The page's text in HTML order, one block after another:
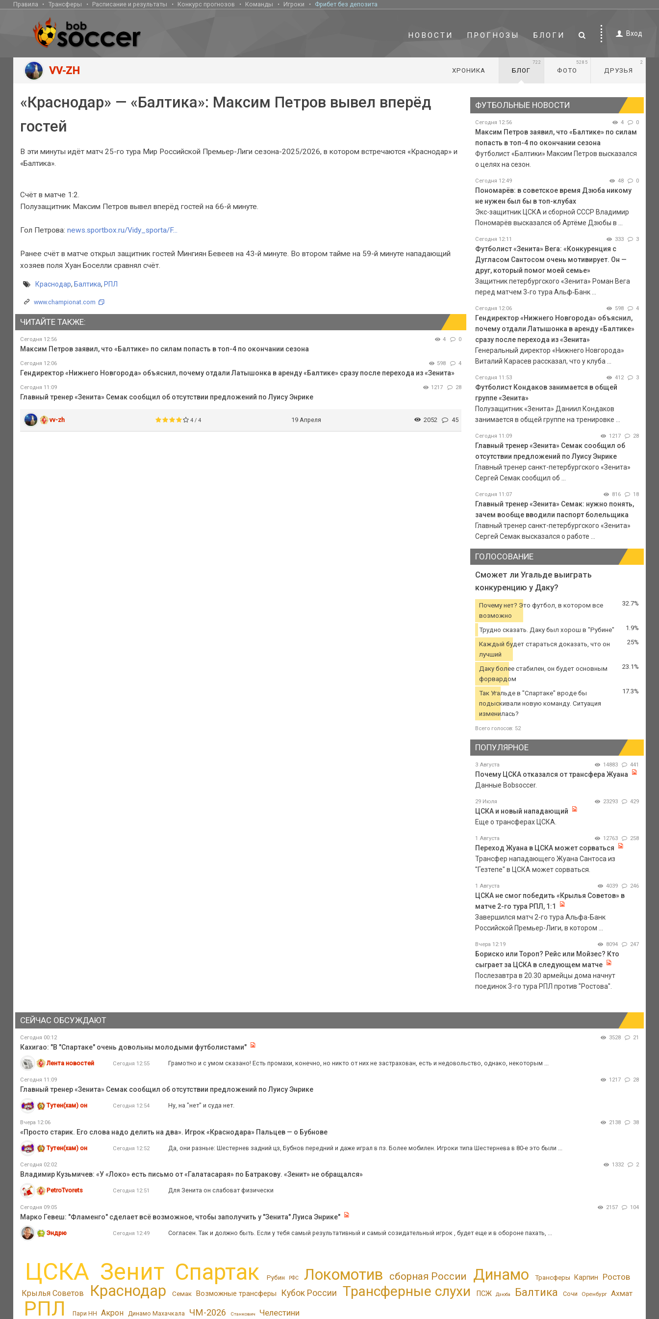
Правила Трансферы Расписание и результаты Конкурс прогнозов Команды Игроки Фрибет без депозита
НОВОСТИ ПРОГНОЗЫ БЛОГИ Вход
VV-ZH ХРОНИКА БЛОГ
722
ФОТО
5285
ДРУЗЬЯ
2
«Краснодар» — «Балтика»: Максим Петров вывел вперёд
гостей
В эти минуты идёт матч 25-го тура Мир Российской Премьер-Лиги сезона-2025/2026, в котором встречаются «Краснодар» и
«Балтика».
Счёт в матче 1:2.
Полузащитник Максим Петров вывел вперёд гостей на 66-й минуте.
Гол Петрова: news.sportbox.ru/Vidy_sporta/F...
Ранее счёт в матче открыл защитник гостей Мингиян Бевеев на 43-й минуте. Во втором тайме на 59-й минуте нападающий
хозяев поля Хуан Боселли сравнял счёт.
Краснодар, Балтика, РПЛ
www.championat.com
ЧИТАЙТЕ ТАКЖЕ:
Сегодня 12:56 4 0
Максим Петров заявил, что «Балтике» по силам попасть в топ-4 по окончании сезона
Сегодня 12:06 598 4
Гендиректор «Нижнего Новгорода» объяснил, почему отдали Латышонка в аренду «Балтике» сразу после перехода из «Зенита»
Сегодня 11:09 1217 28
Главный тренер «Зенита» Семак сообщил об отсутствии предложений по Луису Энрике
vv-zh 4 / 4 19 Апреля 2052 45
ФУТБОЛЬНЫЕ НОВОСТИ
Сегодня 12:56 4 0
Максим Петров заявил, что «Балтике» по силам
попасть в топ-4 по окончании сезона
Футболист «Балтики» Максим Петров высказался
о целях на сезон.
Сегодня 12:49 48 0
Пономарёв: в советское время Дзюба никому
не нужен был бы в топ-клубах
Экс-защитник ЦСКА и сборной СССР Владимир
Пономарёв высказался об Артёме Дзюбы в ...
Сегодня 12:11 333 3
Футболист «Зенита» Вега: «Конкуренция с
Дугласом Сантосом очень мотивирует. Он —
друг, который помог моей семье»
Защитник петербургского «Зенита» Роман Вега
перед матчем 3‑го тура Альф‑Банк ...
Сегодня 12:06 598 4
Гендиректор «Нижнего Новгорода» объяснил,
почему отдали Латышонка в аренду «Балтике»
сразу после перехода из «Зенита»
Генеральный директор «Нижнего Новгорода»
Виталий Карасев рассказал, что у клуба ...
Сегодня 11:53 412 3
Футболист Кондаков занимается в общей
группе «Зенита»
Полузащитник «Зенита» Даниил Кондаков
занимается в общей группе на тренировке ...
Сегодня 11:09 1217 28
Главный тренер «Зенита» Семак сообщил об
отсутствии предложений по Луису Энрике
Главный тренер санкт-петербургского «Зенита»
Сергей Семак сообщил об ...
Сегодня 11:07 816 18
Главный тренер «Зенита» Семак: нужно понять,
зачем вообще вводили паспорт болельщика
Главный тренер санкт-петербургского «Зенита»
Сергей Семак высказался о работе ...
ГОЛОСОВАНИЕ
Сможет ли Угальде выиграть
конкуренцию у Даку?
Почему нет? Это футбол, в котором все
возможно
32.7%
Трудно сказать. Даку был хорош в "Рубине" 1.9%
Каждый будет стараться доказать, что он
лучший
25%
Даку более стабилен, он будет основным
форвардом
23.1%
Так Угальде в "Спартаке" вроде бы
подыскивали новую команду. Ситуация
изменилась?
17.3%
Всего голосов: 52
ПОПУЛЯРНОЕ
3 Августа 14883 441
Почему ЦСКА отказался от трансфера Жуана
Данные Bobsoccer.
29 Июля 23293 429
ЦСКА и новый нападающий
Еще о трансферах ЦСКА.
1 Августа 12763 258
Переход Жуана в ЦСКА может сорваться
Трансфер нападающего Жуана Сантоса из
"Гезтепе" в ЦСКА может сорваться.
1 Августа 4039 246
ЦСКА не смог победить «Крылья Советов» в
матче 2-го тура РПЛ, 1:1
Завершился матч 2-го тура Альфа-Банк
Российской Премьер-Лиги, в котором ...
Вчера 12:19 8094 247
Бориско или Тороп? Рейс или Мойзес? Кто
сыграет за ЦСКА в следующем матче
Послезавтра в 20.30 армейцы дома начнут
поединок 3-го тура РПЛ против "Ростова".
СЕЙЧАС ОБСУЖДАЮТ
Сегодня 00:12 3528 21
Кахигао: "В "Спартаке" очень довольны молодыми футболистами"
Лента новостей Сегодня 12:55 Грамотно и с умом сказано! Есть промахи, конечно, но никто от них не застрахован, есть и недовольство, однако, некоторым ...
Сегодня 11:09 1217 28
Главный тренер «Зенита» Семак сообщил об отсутствии предложений по Луису Энрике
Тутен(хам) он Сегодня 12:54 Ну, на "нет" и суда нет.
Вчера 12:06 2138 38
«Просто старик. Его слова надо делить на два». Игрок «Краснодара» Пальцев — о Бубнове
Тутен(хам) он Сегодня 12:52 Да, они разные: Шестернев задний цз, Бубнов передний и даже играл в пз. Более мобилен. Игроки типа Шестернева в 80-е это были ...
Сегодня 02:02 1332 2
Владимир Кузьмичев: «У «Локо» есть письмо от «Галатасарая» по Батракову. «Зенит» не обращался»
PetroTvorets Сегодня 12:51 Для Зенита он слабоват физически
Сегодня 09:05 2157 104
Марко Гевеш: "Фламенго" сделает всё возможное, чтобы заполучить у "Зенита" Луиса Энрике"
Эндрю Сегодня 12:49 Согласен. Так и должно быть. Если у тебя самый результативный и самый созидательный игрок , будет еще и в обороне пахать, ...
ЦСКА Зенит Спартак Рубин РФС Локомотив сборная России Динамо Трансферы Карпин Ростов
Крылья Советов Краснодар Семак Возможные трансферы Кубок России Трансферные слухи ПСЖ Дзюба Балтика Сочи Оренбург Ахмат
РПЛ Пари НН Акрон Динамо Махачкала ЧМ-2026 Станкович Челестини